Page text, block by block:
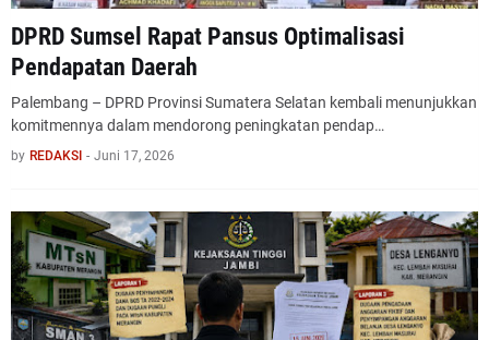
DPRD Sumsel Rapat Pansus Optimalisasi
Pendapatan Daerah
Palembang – DPRD Provinsi Sumatera Selatan kembali menunjukkan
komitmennya dalam mendorong peningkatan pendap…
by REDAKSI - Juni 17, 2026